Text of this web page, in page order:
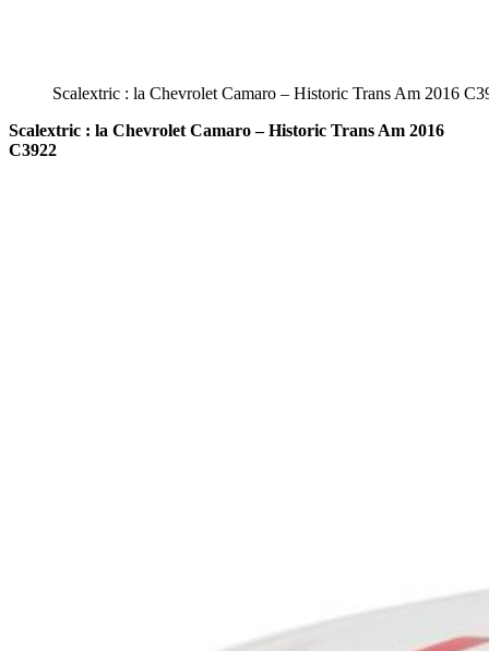
Scalextric : la Chevrolet Camaro – Historic Trans Am 2016
Scalextric : la Chevrolet Camaro – Historic Trans Am 2016
C3922